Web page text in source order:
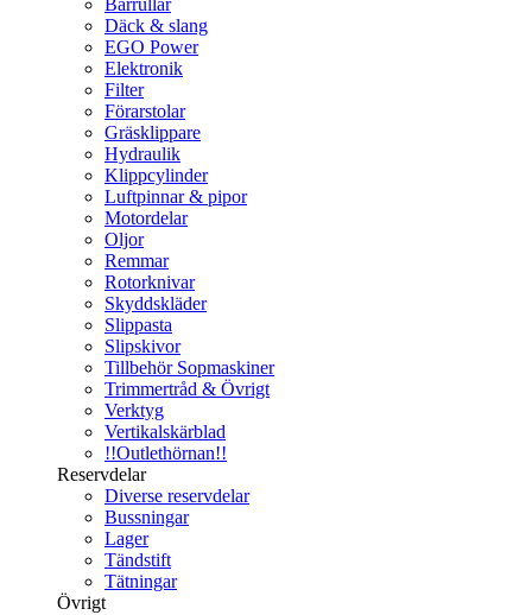
Bärrullar
Däck & slang
EGO Power
Elektronik
Filter
Förarstolar
Gräsklippare
Hydraulik
Klippcylinder
Luftpinnar & pipor
Motordelar
Oljor
Remmar
Rotorknivar
Skyddskläder
Slippasta
Slipskivor
Tillbehör Sopmaskiner
Trimmertråd & Övrigt
Verktyg
Vertikalskärblad
!!Outlethörnan!!
Reservdelar
Diverse reservdelar
Bussningar
Lager
Tändstift
Tätningar
Övrigt